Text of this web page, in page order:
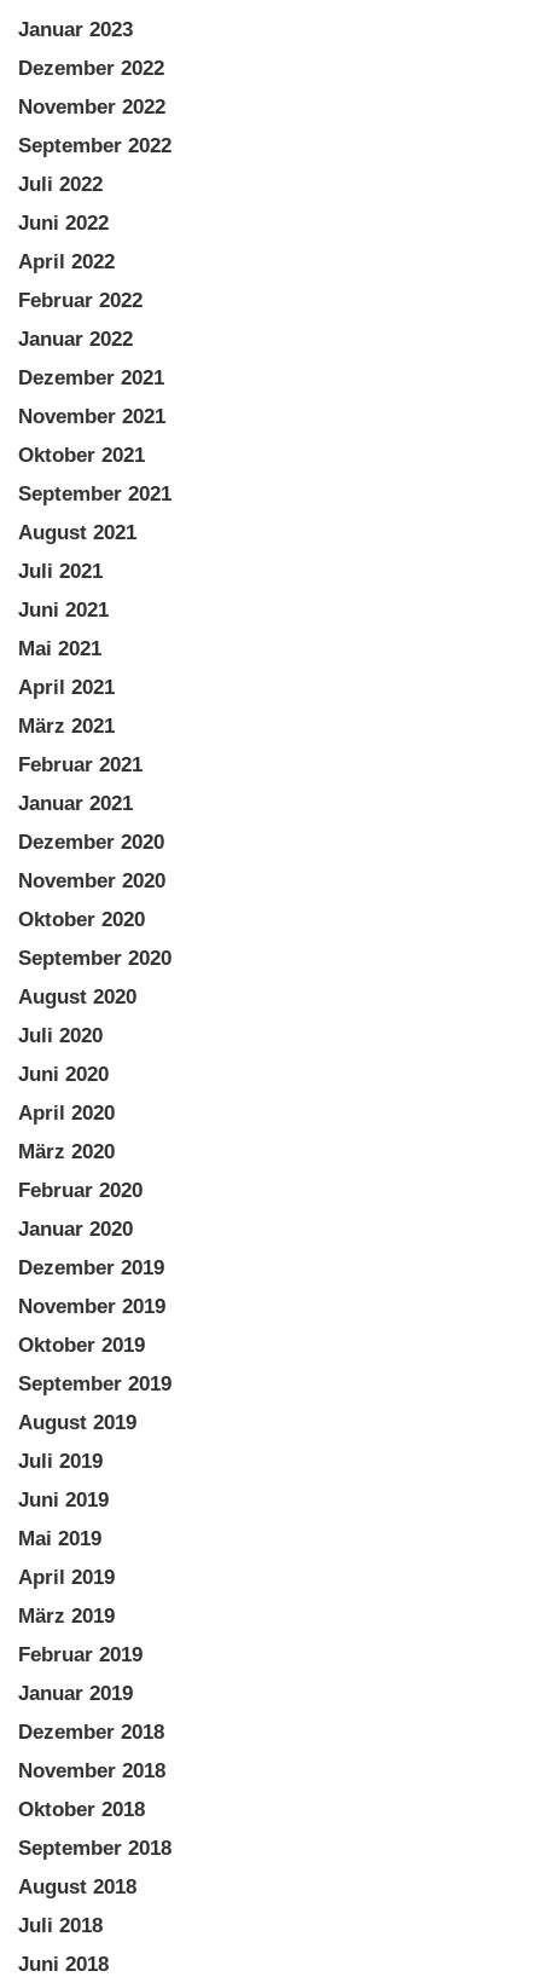
Januar 2023
Dezember 2022
November 2022
September 2022
Juli 2022
Juni 2022
April 2022
Februar 2022
Januar 2022
Dezember 2021
November 2021
Oktober 2021
September 2021
August 2021
Juli 2021
Juni 2021
Mai 2021
April 2021
März 2021
Februar 2021
Januar 2021
Dezember 2020
November 2020
Oktober 2020
September 2020
August 2020
Juli 2020
Juni 2020
April 2020
März 2020
Februar 2020
Januar 2020
Dezember 2019
November 2019
Oktober 2019
September 2019
August 2019
Juli 2019
Juni 2019
Mai 2019
April 2019
März 2019
Februar 2019
Januar 2019
Dezember 2018
November 2018
Oktober 2018
September 2018
August 2018
Juli 2018
Juni 2018